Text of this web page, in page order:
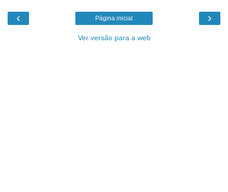
‹ ›
Página inicial
Ver versão para a web